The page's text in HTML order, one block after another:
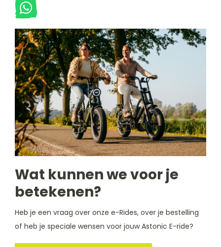
Wat kunnen we voor je
betekenen?
Heb je een vraag over onze e-Rides, over je bestelling
of heb je speciale wensen voor jouw Astonic E-ride?